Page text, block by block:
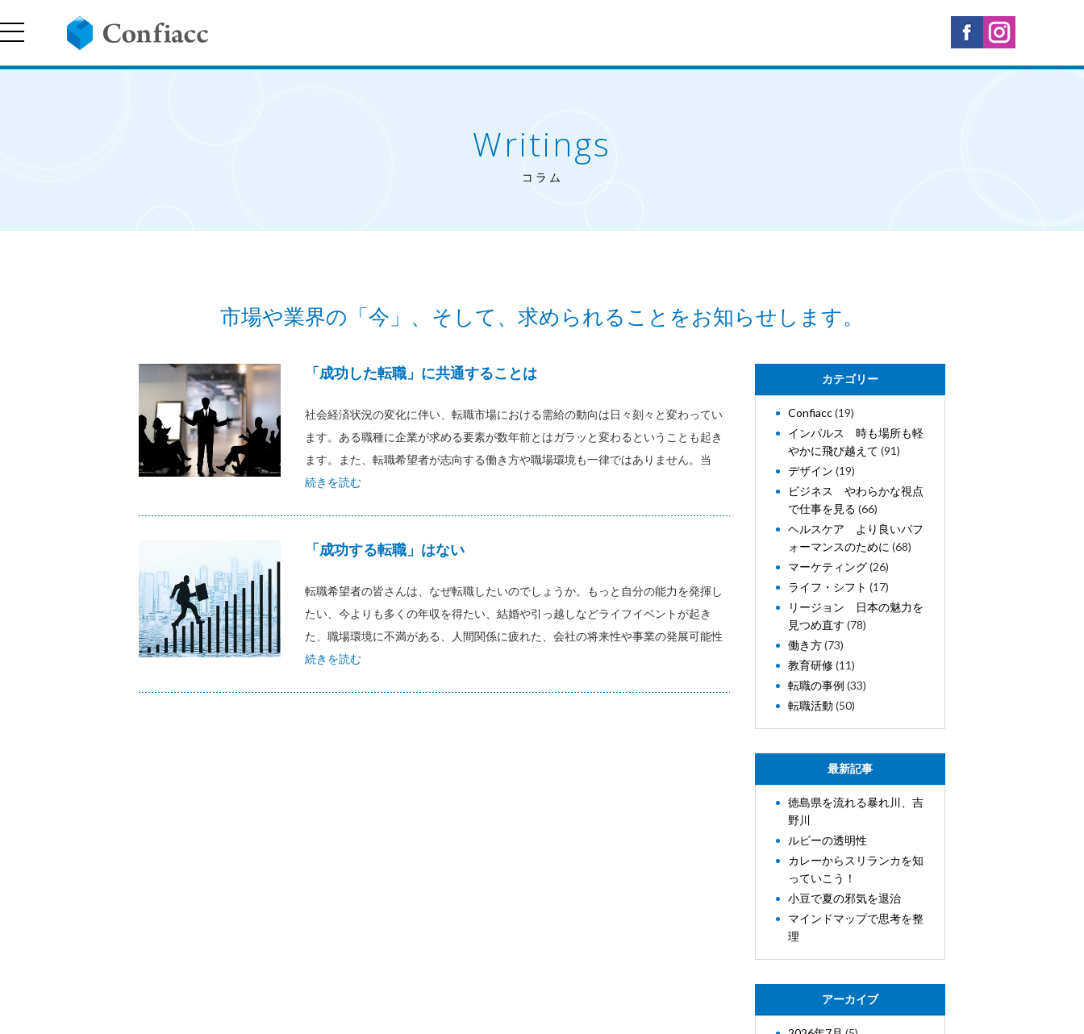
Writings
コラム
市場や業界の「今」、そして、求められることをお知らせします。
「成功した転職」に共通することは
社会経済状況の変化に伴い、転職市場における需給の動向は日々刻々と変わってい
ます。ある職種に企業が求める要素が数年前とはガラッと変わるということも起き
ます。また、転職希望者が志向する働き方や職場環境も一律ではありません。当
続きを読む
「成功する転職」はない
転職希望者の皆さんは、なぜ転職したいのでしょうか。もっと自分の能力を発揮し
たい、今よりも多くの年収を得たい、結婚や引っ越しなどライフイベントが起き
た、職場環境に不満がある、人間関係に疲れた、会社の将来性や事業の発展可能性
続きを読む
カテゴリー
Confiacc(19)
インパルス 時も場所も軽
やかに飛び越えて (91)
デザイン (19)
ビジネス やわらかな視点
で仕事を見る (66)
ヘルスケア より良いパフ
ォーマンスのために (68)
マーケティング(26)
ライフ・シフト (17)
リージョン 日本の魅力を
見つめ直す (78)
働き方(73)
教育研修(11)
転職の事例 (33)
転職活動 (50)
最新記事
徳島県を流れる暴れ川、吉
野川
ルビーの透明性
カレーからスリランカを知
っていこう！
小豆で夏の邪気を退治
マインドマップで思考を整
理
アーカイブ